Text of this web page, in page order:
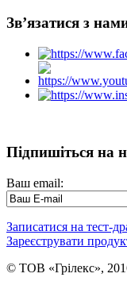
Зв’язатися з
Підпишіться на
Ваш email:
Записатися на тест-
Зареєструвати
© ТОВ «Грілекс»,